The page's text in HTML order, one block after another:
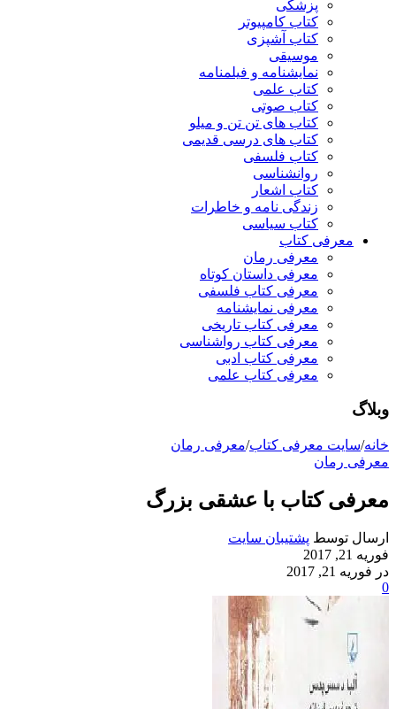
پزشکی
کتاب کامپیوتر
کتاب آشپزی
موسیقی
نمایشنامه و فیلمنامه
کتاب علمی
کتاب صوتی
کتاب های تن تن و میلو
کتاب های درسی قدیمی
کتاب فلسفی
روانشناسی
کتاب اشعار
زندگی نامه و خاطرات
کتاب سیاسی
معرفی کتاب
معرفی رمان
معرفی داستان کوتاه
معرفی کتاب فلسفی
معرفی نمایشنامه
معرفی کتاب تاریخی
معرفی کتاب رواشناسی
معرفی کتاب ادبی
معرفی کتاب علمی
وبلاگ
خانه/سایت معرفی کتاب/معرفی رمان
معرفی رمان
معرفی کتاب با عشقی بزرگ
ارسال توسط پشتیبان سایت
فوریه 21, 2017
در فوریه 21, 2017
0